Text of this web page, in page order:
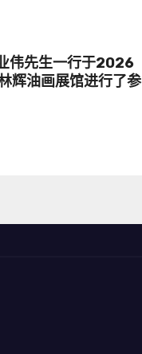
伟先生一行于2026
辉油画展馆进行了参